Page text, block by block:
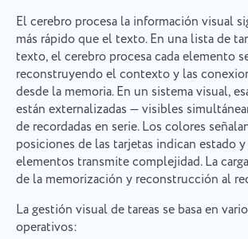
El cerebro procesa la información visual
más rápido que el texto. En una lista de
texto, el cerebro procesa cada elemento
reconstruyendo el contexto y las
desde la memoria. En un sistema visual,
están externalizadas — visibles
de recordadas en serie. Los colores
posiciones de las tarjetas indican estado
elementos transmite complejidad. La
de la memorización y reconstrucción al
La gestión visual de tareas se basa en
operativos: